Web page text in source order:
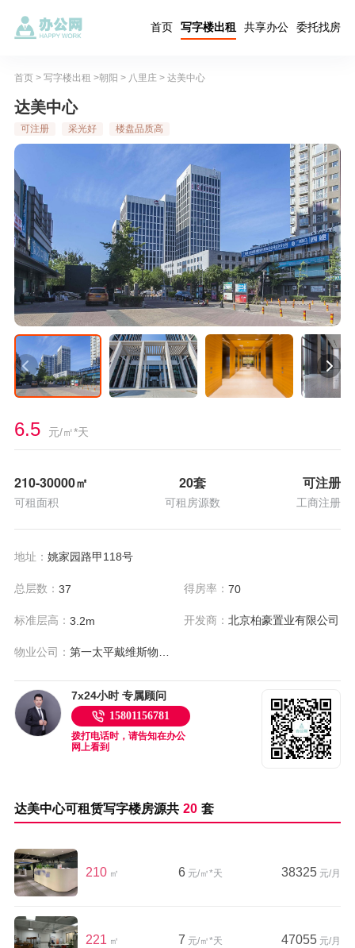
首页 写字楼出租 共享办公 委托找房
首页> 写字楼出租 >朝阳 > 八里庄 > 达美中心
达美中心
可注册 采光好 楼盘品质高
6.5 元/㎡*天
210-30000㎡
可租面积
20套
可租房源数
可注册
工商注册
地址： 姚家园路甲118号
总层数： 37 得房率：70
标准层高： 3.2m 开发商：北京柏豪置业有限公司
物业公司：
7x24小时 专属顾问
15801156781
拨打电话时，请告知在办公
网上看到
达美中心可租赁写字楼房源共 20 套
210 ㎡ 6 元/㎡*天 38325 元/月
221 ㎡ 7 元/㎡*天 47055 元/月